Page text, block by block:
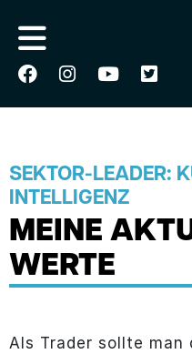
SEKTOR-LEADER:
INTELLIGENZ
MEINE
WERTE
Als Trader sollte man